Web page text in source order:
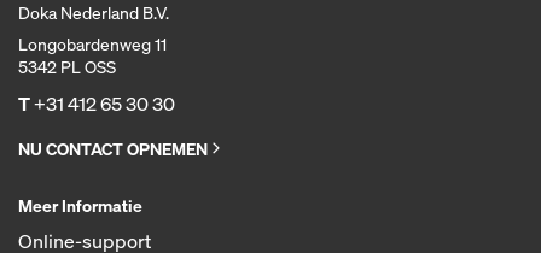
Doka Nederland B.V.
Longobardenweg 11
5342 PL OSS
T+31 412 65 30 30
NU CONTACT OPNEMEN
Meer Informatie
Online-support